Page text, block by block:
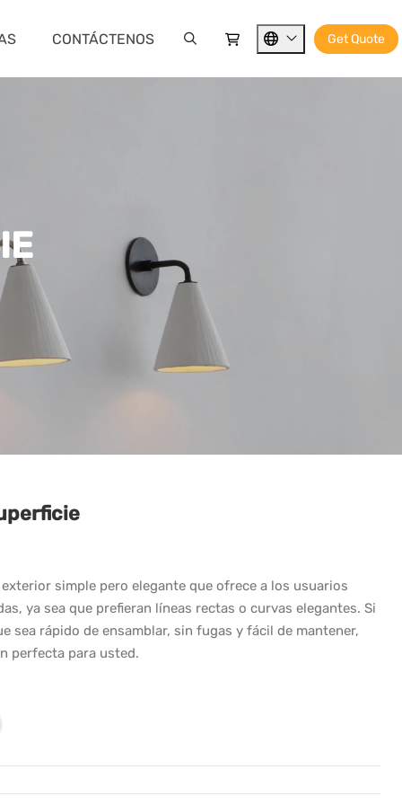
Get Quote
CONTÁCTENOS
simple pero elegante que ofrece a los usuarios
ya sea que prefieran líneas rectas o curvas elegantes. Si
sea rápido de ensamblar, sin fugas y fácil de mantener,
perfecta para usted.